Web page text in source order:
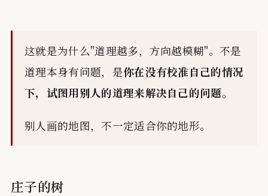
这就是为什么"道理越多，方向越模糊"。不是
道理本身有问题，是你在没有校准自己的情况
下，试图用别人的道理来解决自己的问题。
别人画的地图，不一定适合你的地形。
庄子的树